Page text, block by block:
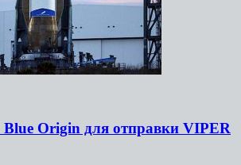
Origin для отправки VIPER